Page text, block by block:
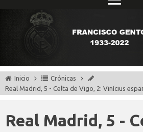
Inicio
Crónicas
Real Madrid, 5 - Celta de Vigo, 2: Vinícius
Real Madrid, 5 -